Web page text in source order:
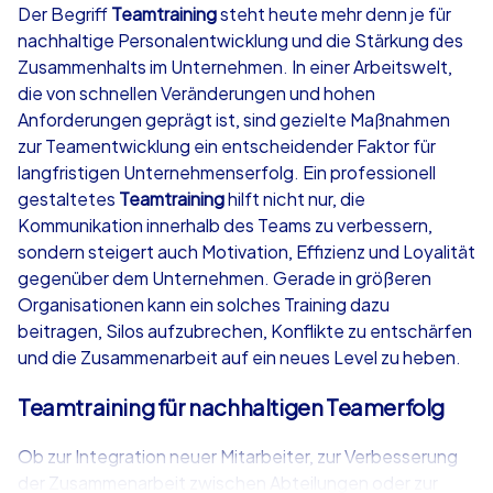
€49,99
iPad Tour
Seevetal
1,5-3,0 h 15-1,000
ab €49,99
Seevetal
1,5-3,0 h
Der BegriffTeamtrainingsteht heute mehr denn je für
nachhaltige Personalentwicklung und die Stärkung des
Zusammenhalts im Unternehmen. In einer Arbeitswelt,
die von schnellen Veränderungen und hohen
Anforderungen geprägt ist, sind gezielte Maßnahmen
zur Teamentwicklung ein entscheidender Faktor für
langfristigen Unternehmenserfolg. Ein professionell
gestaltetes Teamtraininghilft nicht nur, die
Kommunikation innerhalb des Teams zu verbessern,
sondern steigert auch Motivation, Effizienz und Loyalität
gegenüber dem Unternehmen. Gerade in größeren
Organisationen kann ein solches Training dazu
beitragen, Silos aufzubrechen, Konflikte zu entschärfen
und die Zusammenarbeit auf ein neues Level zu heben.
Teamtraining für nachhaltigen Teamerfolg
Ob zur Integration neuer Mitarbeiter, zur Verbesserung
der Zusammenarbeit zwischen Abteilungen oder zur